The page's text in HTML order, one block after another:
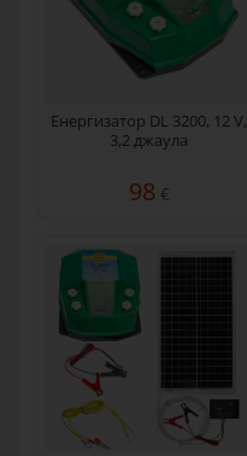
Енергизатор DL 3200, 12 V,
3,2 джаула
98 €